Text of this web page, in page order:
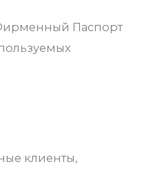
Паспорт
клиенты,